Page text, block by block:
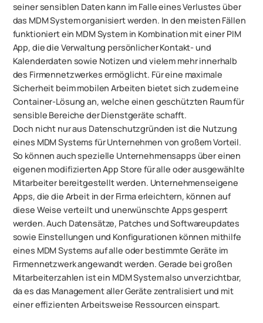
seiner sensiblen Daten kann im Falle eines Verlustes über
das MDM System organisiert werden. In den meisten Fällen
funktioniert ein MDM System in Kombination mit einer PIM
App, die die Verwaltung persönlicher Kontakt- und
Kalenderdaten sowie Notizen und vielem mehr innerhalb
des Firmennetzwerkes ermöglicht. Für eine maximale
Sicherheit beim mobilen Arbeiten bietet sich zudem eine
Container-Lösung an, welche einen geschützten Raum für
sensible Bereiche der Dienstgeräte schafft.
Doch nicht nur aus Datenschutzgründen ist die Nutzung
eines MDM Systems für Unternehmen von großem Vorteil.
So können auch spezielle Unternehmensapps über einen
eigenen modifizierten App Store für alle oder ausgewählte
Mitarbeiter bereitgestellt werden. Unternehmenseigene
Apps, die die Arbeit in der Firma erleichtern, können auf
diese Weise verteilt und unerwünschte Apps gesperrt
werden. Auch Datensätze, Patches und Softwareupdates
sowie Einstellungen und Konfigurationen können mithilfe
eines MDM Systems auf alle oder bestimmte Geräte im
Firmennetzwerk angewandt werden. Gerade bei großen
Mitarbeiterzahlen ist ein MDM System also unverzichtbar,
da es das Management aller Geräte zentralisiert und mit
einer effizienten Arbeitsweise Ressourcen einspart.